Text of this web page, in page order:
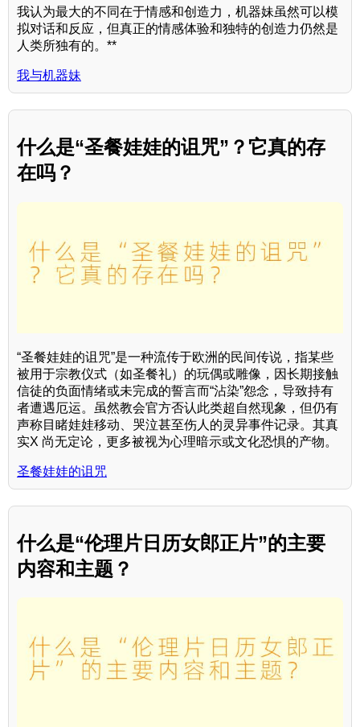
我认为最大的不同在于情感和创造力，机器妹虽然可以模
拟对话和反应，但真正的情感体验和独特的创造力仍然是
人类所独有的。**
我与机器妹
什么是“圣餐娃娃的诅咒”？它真的存
在吗？
“圣餐娃娃的诅咒”是一种流传于欧洲的民间传说，指某些
被用于宗教仪式（如圣餐礼）的玩偶或雕像，因长期接触
信徒的负面情绪或未完成的誓言而“沾染”怨念，导致持有
者遭遇厄运。虽然教会官方否认此类超自然现象，但仍有
声称目睹娃娃移动、哭泣甚至伤人的灵异事件记录。其真
实X 尚无定论，更多被视为心理暗示或文化恐惧的产物。
圣餐娃娃的诅咒
什么是“伦理片日历女郎正片”的主要
内容和主题？